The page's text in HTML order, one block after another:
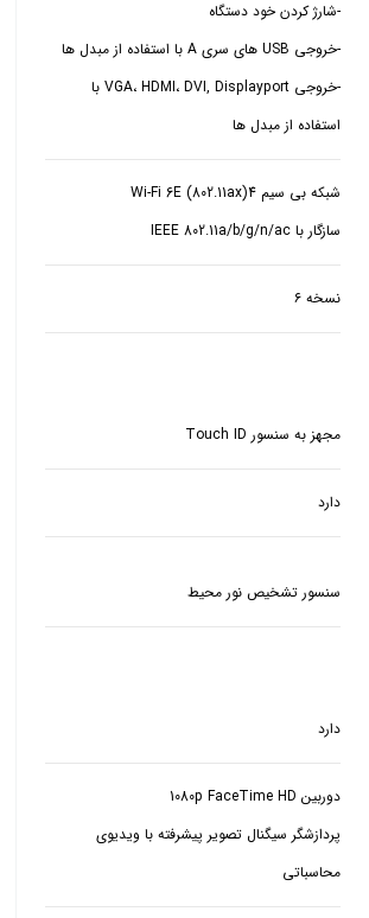
-خروجی USB های سری A با استفاده از مبدل ها
-خروجی VGA، HDMI، DVI, Displayport با
استفاده از مبدل ها
شبکه بی سیم Wi-Fi 6E (802.11ax)4
سازگار با IEEE 802.11a/b/g/n/ac
نسخه ۶
مجهز به سنسور Touch ID
دارد
سنسور تشخیص نور محیط
دارد
دوربین 1080p FaceTime HD
پردازشگر سیگنال تصویر پیشرفته با ویدیوی
محاسباتی